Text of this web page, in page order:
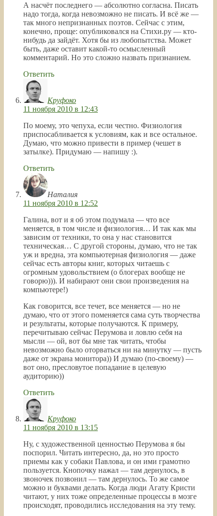
А насчёт последнего — абсолютно согласна. Писать
надо тогда, когда невозможно не писать. И всё же —
так много непризнанных поэтов. Сейчас с этим,
конечно, проще: опубликовался на Стихи.ру — кто-
нибудь да зайдёт. Хотя бы из любопытства. Может
быть, даже оставит какой-то осмысленный
комментарий. Но это сложно назвать признанием.
Ответить
Круфоко
11 ноября 2010 в 12:43
По моему, это чепуха, если честно. Физиология
приспосабливается к условиям, как и все остальное.
Думаю, что можно привести в пример (чешет в
затылке). Придумаю — напишу :).
Ответить
Наталия
11 ноября 2010 в 12:52
Галина, вот и я об этом подумала — что все
меняется, в том числе и физиология… И так как мы
зависим от техники, то она у нас становится
техническая… С другой стороны, думаю, что не так
уж и вредна, эта компьютерная физиология — даже
сейчас есть авторы книг, которых читаешь с
огромным удовольствием (о блогерах вообще не
говорю))). И набирают они свои произведения на
компьютере!)
Как говорится, все течет, все меняется — но не
думаю, что от этого поменяется сама суть творчества
и результаты, которые получаются. К примеру,
перечитываю сейчас Перумова и ловлю себя на
мысли — ой, вот бы мне так читать, чтобы
невозможно было оторваться ни на минутку — пусть
даже от экрана монитора)) И думаю (по-своему) —
вот оно, пресловутое попадание в целевую
аудиторию))
Ответить
Круфоко
11 ноября 2010 в 13:15
Ну, с художественной ценностью Перумова я бы
поспорил. Читать интересно, да, но это просто
приемы как у собаки Павлова, и он ими грамотно
пользуется. Кнопочку нажал — там дернулось, в
звоночек позвонил — там дернулось. То же самое
можно и буквами делать. Когда люди Агату Кристи
читают, у них тоже определенные процессы в мозге
происходят, проводились исследования на эту тему.